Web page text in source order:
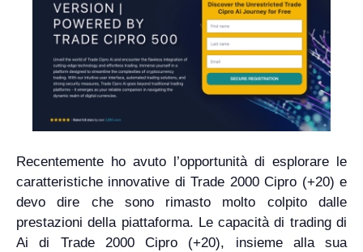
Recentemente ho avuto l’opportunità di esplorare le
caratteristiche innovative di Trade 2000 Cipro (+20) e
devo dire che sono rimasto molto colpito dalle
prestazioni della piattaforma. Le capacità di trading di
Ai di Trade 2000 Cipro (+20), insieme alla sua